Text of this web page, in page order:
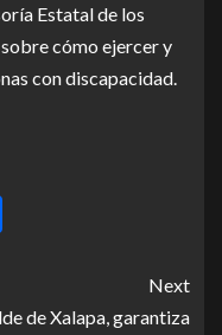
Estatal de los
cómo ejercer y
con discapacidad.
Next
de Xalapa, garantiza